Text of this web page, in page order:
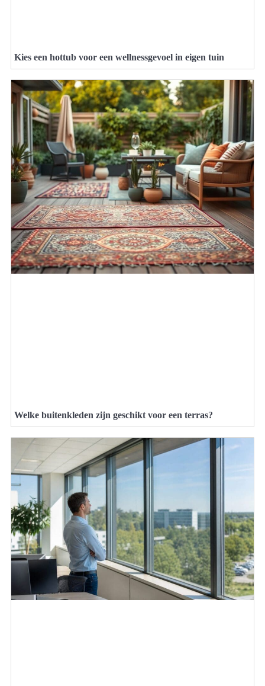
Kies een hottub voor een wellnessgevoel in eigen tuin
Welke buitenkleden zijn geschikt voor een terras?